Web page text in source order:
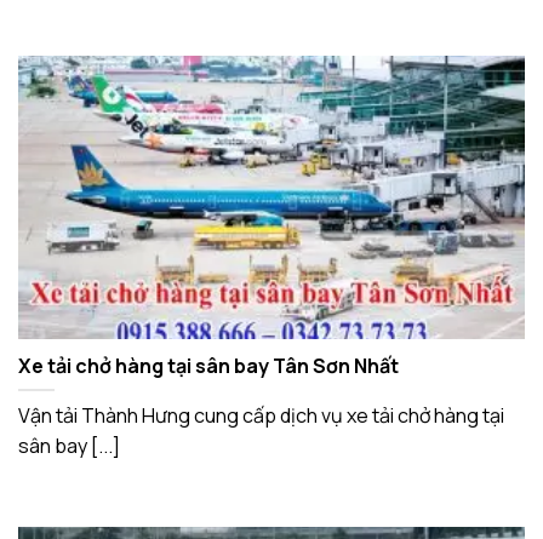
Xe tải chở hàng tại sân bay Tân Sơn Nhất
Vận tải Thành Hưng cung cấp dịch vụ xe tải chở hàng tại
sân bay [...]